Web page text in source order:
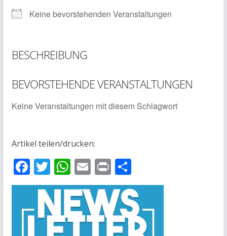
Keine bevorstehenden Veranstaltungen
BESCHREIBUNG
BEVORSTEHENDE VERANSTALTUNGEN
Keine Veranstaltungen mit diesem Schlagwort
Artikel teilen/drucken:
F
ac
b
o
T
w
itt
er
W
h
at
s
E
m
ai
l
Pr
in
t
T
ei
le
n